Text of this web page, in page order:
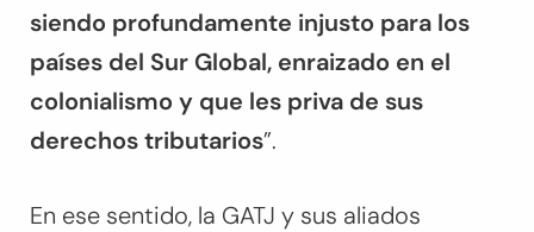
siendo profundamente injusto para los
países del Sur Global, enraizado en el
colonialismo y que les priva de sus
derechos tributarios”.
En ese sentido, la GATJ y sus aliados